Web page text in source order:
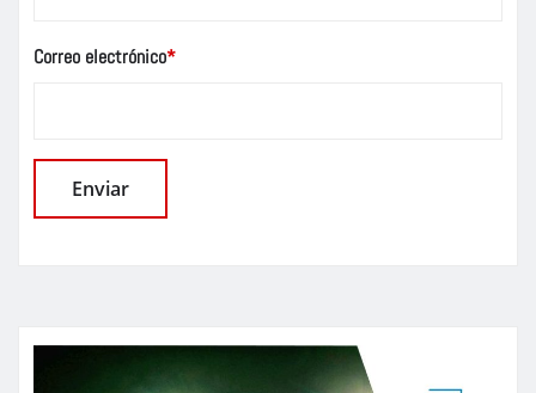
Correo electrónico*